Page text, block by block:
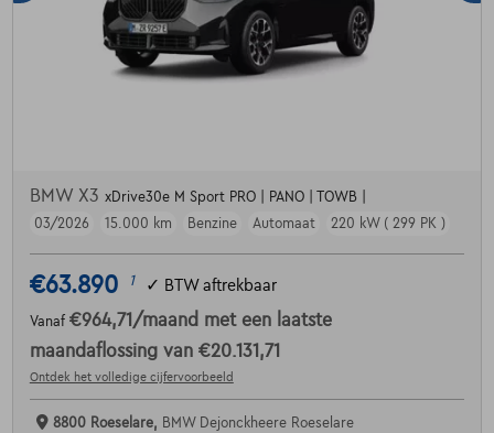
BMW X3 xDrive30e M Sport PRO | PANO | TOWB |
03/2026
15.000 km Benzine Automaat 220 kW ( 299 PK )
€63.890 1 ✓ BTW aftrekbaar
Vanaf €964,71 /maand met een laatste
maandaflossing van €20.131,71
Ontdek het volledige cijfervoorbeeld
8800 Roeselare, BMW Dejonckheere Roeselare